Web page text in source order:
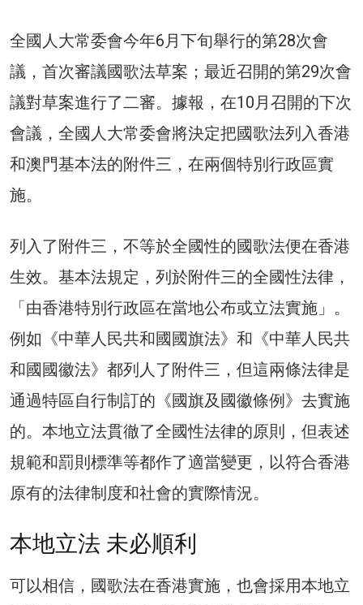
全國人大常委會今年6月下旬舉行的第28次會
議，首次審議國歌法草案；最近召開的第29次會
議對草案進行了二審。據報，在10月召開的下次
會議，全國人大常委會將決定把國歌法列入香港
和澳門基本法的附件三，在兩個特別行政區實
施。
列入了附件三，不等於全國性的國歌法便在香港
生效。基本法規定，列於附件三的全國性法律，
「由香港特別行政區在當地公布或立法實施」。
例如《中華人民共和國國旗法》和《中華人民共
和國國徽法》都列人了附件三，但這兩條法律是
通過特區自行制訂的《國旗及國徽條例》去實施
的。本地立法貫徹了全國性法律的原則，但表述
規範和罰則標準等都作了適當變更，以符合香港
原有的法律制度和社會的實際情況。
本地立法 未必順利
可以相信，國歌法在香港實施，也會採用本地立